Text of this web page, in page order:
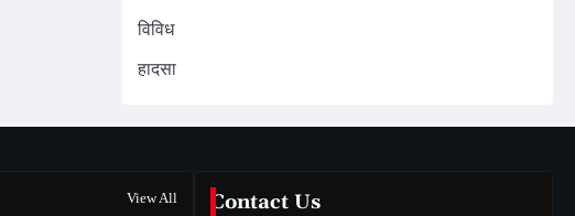
विविध
हादसा
View All Contact Us